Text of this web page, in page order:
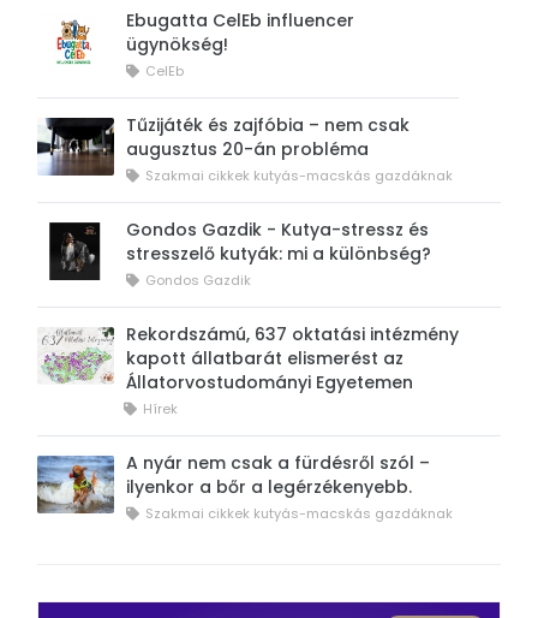
Ebugatta CelEb influencer
ügynökség!
CelEb
Tűzijáték és zajfóbia – nem csak
augusztus 20-án probléma
Szakmai cikkek kutyás-macskás gazdáknak
Gondos Gazdik - Kutya-stressz és
stresszelő kutyák: mi a különbség?
Gondos Gazdik
Rekordszámú, 637 oktatási intézmény
kapott állatbarát elismerést az
Állatorvostudományi Egyetemen
Hírek
A nyár nem csak a fürdésről szól –
ilyenkor a bőr a legérzékenyebb.
Szakmai cikkek kutyás-macskás gazdáknak